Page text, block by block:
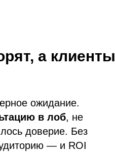
а клиенты
ожидание.
в лоб, не
доверие. Без
— и ROI